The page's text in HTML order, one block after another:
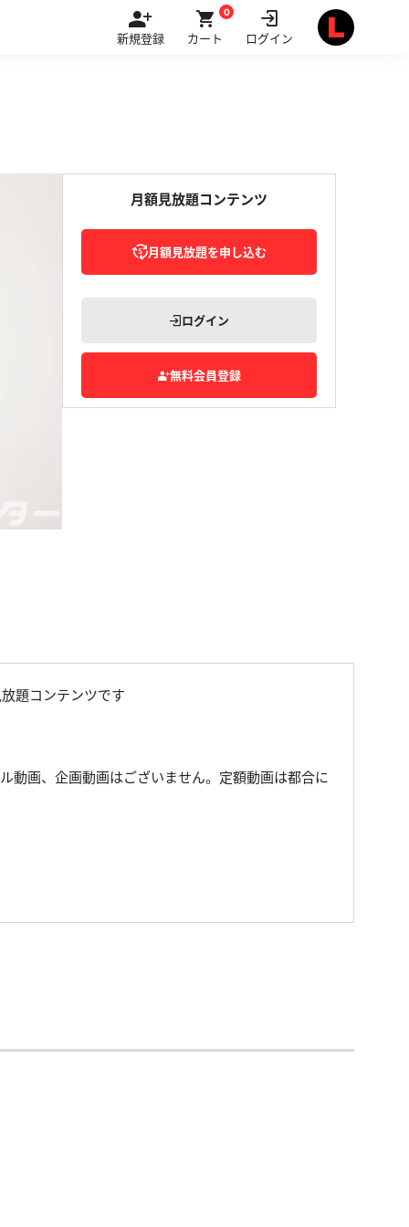
新規登録 カート
0
ログイン
月額見放題コンテンツ
月額見放題を申し込む
ログイン
無料会員登録
題コンテンツです
動画、企画動画はございません。定額動画は都合に